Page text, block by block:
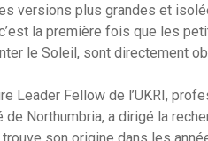
versions plus grandes et
la première fois que les
le Soleil, sont directement
Leader Fellow de l’UKRI,
Northumbria, a dirigé la